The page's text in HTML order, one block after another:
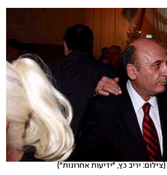
(צילום: יריב כץ, "ידיעות אחרונות")